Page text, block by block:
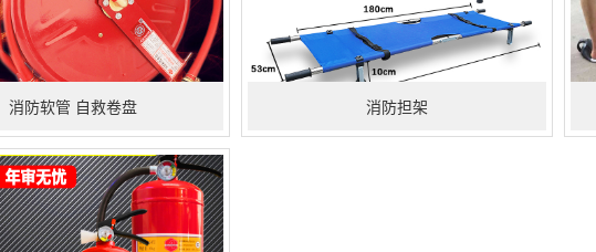
消防软管 自救卷盘 消防担架